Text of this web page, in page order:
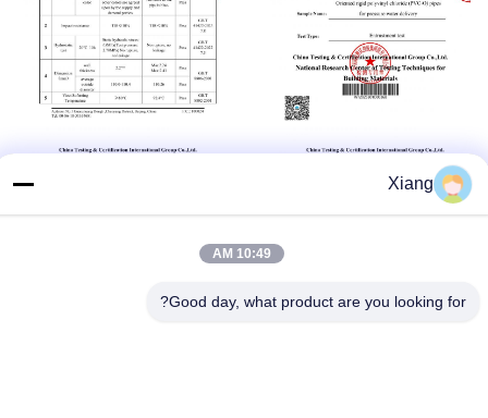
Xiang
10:49 AM
Good day, what product are you looking for?